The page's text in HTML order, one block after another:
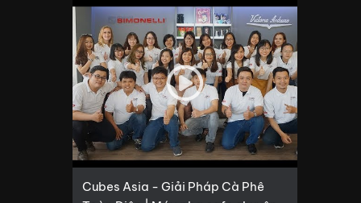
Cubes Asia - Giải Pháp Cà Phê